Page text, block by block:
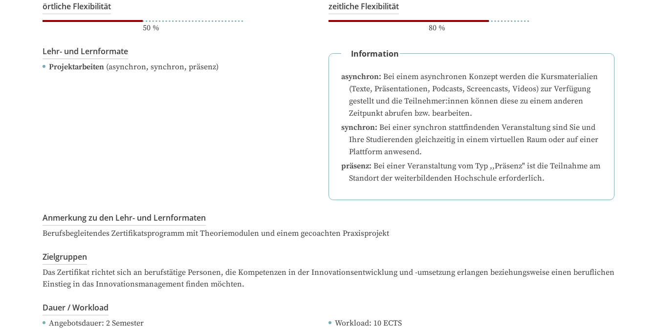
örtliche Flexibilität
50%
zeitliche Flexibilität
80%
Lehr- und Lernformate
Projektarbeiten (asynchron, synchron, präsenz)
Information
asynchron: Bei einem asynchronen Konzept werden die Kursmaterialien
(Texte, Präsentationen, Podcasts, Screencasts, Videos) zur Verfügung
gestellt und die Teilnehmer:innen können diese zu einem anderen
Zeitpunkt abrufen bzw. bearbeiten.
synchron: Bei einer synchron stattfindenden Veranstaltung sind Sie und
Ihre Studierenden gleichzeitig in einem virtuellen Raum oder auf einer
Plattform anwesend.
präsenz: Bei einer Veranstaltung vom Typ ,,Präsenz" ist die Teilnahme am
Standort der weiterbildenden Hochschule erforderlich.
Anmerkung zu den Lehr- und Lernformaten
Berufsbegleitendes Zertifikatsprogramm mit Theoriemodulen und einem gecoachten Praxisprojekt
Zielgruppen
Das Zertifikat richtet sich an berufstätige Personen, die Kompetenzen in der Innovationsentwicklung und -umsetzung erlangen beziehungsweise einen beruflichen
Einstieg in das Innovationsmanagement finden möchten.
Dauer / Workload
Angebotsdauer: 2 Semester Workload: 10 ECTS